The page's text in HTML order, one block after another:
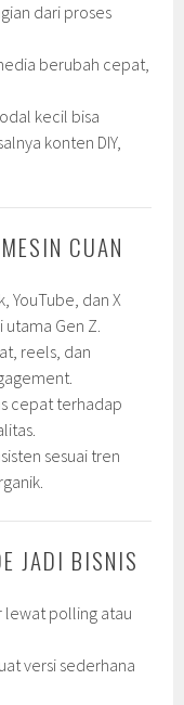
dari proses
berubah cepat,
kecil bisa
konten DIY,
CUAN
YouTube, dan X
Gen Z.
reels, dan
cepat terhadap
sesuai tren
JADI BISNIS
lewat polling atau
versi sederhana